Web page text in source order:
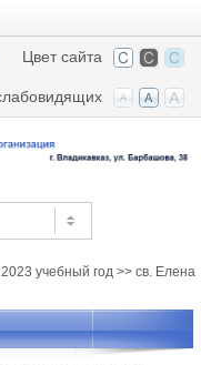
Цвет сайта
учебный год >> св. Елена